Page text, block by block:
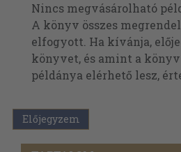
Nincs megvásárolható
A könyv összes
elfogyott. Ha kívánja,
könyvet, és amint a könyv
példánya elérhető lesz,
Előjegyzem